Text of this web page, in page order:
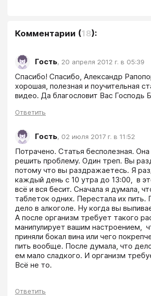
Комментарии (18):
Гость, 20 апреля 2012 г. в 05:39
Спасибо! Спасибо, Александр
хорошая, полезная и поучительная
видео. Да благословит Вас Господь
Ответить
Гость, 02 июля 2017 г. в 11:52
Потрачено. Статья бесполезная.
решить проблему. Один треп. Вы
потому что вы раздражаетесь. Я
каждый день с 10 утра до 13:00,  в
всё и вся бесит. Сначала я думала,
таблеток одних. Перестала их
дело в алкоголе. Ну когда вы
А после организм требует такого
манипулирует вашим настроением,
приняли бокал вина или чего
пить вообще. После думала, что
ем мало сладкого. И организм
Всё не то.
Ответить